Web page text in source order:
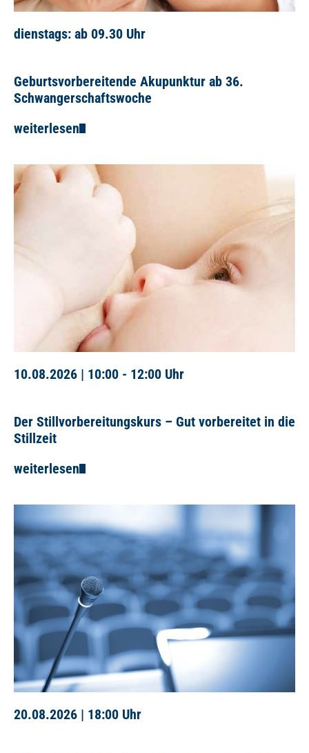
dienstags: ab 09.30 Uhr
Geburtsvorbereitende Akupunktur ab 36.
Schwangerschaftswoche
weiterlesen
10.08.2026 | 10:00 - 12:00 Uhr
Der Stillvorbereitungskurs – Gut vorbereitet in die
Stillzeit
weiterlesen
20.08.2026 | 18:00 Uhr